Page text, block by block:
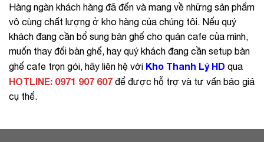
Hàng ngàn khách hàng đã đến và mang về những sản phẩm
vô cùng chất lượng ở kho hàng của chúng tôi. Nếu quý
khách đang cần bổ sung bàn ghế cho quán cafe của mình,
muốn thay đổi bàn ghế, hay quý khách đang cần setup bàn
ghế cafe trọn gói, hãy liên hệ với Kho Thanh Lý HD qua
HOTLINE: 0971 907 607 để được hỗ trợ và tư vấn báo giá
cụ thể.